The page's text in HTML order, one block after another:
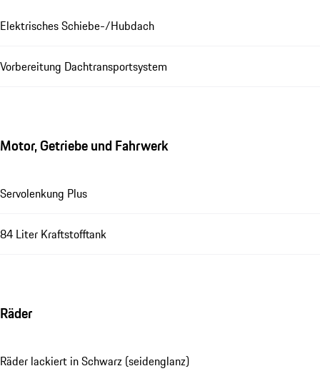
Elektrisches Schiebe-/Hubdach
Vorbereitung Dachtransportsystem
Motor, Getriebe und Fahrwerk
Servolenkung Plus
84 Liter Kraftstofftank
Räder
Räder lackiert in Schwarz (seidenglanz)